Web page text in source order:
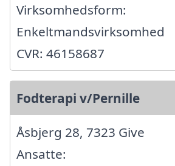
Virksomhedsform:
Enkeltmandsvirksomhed
CVR: 46158687
Fodterapi v/Pernille
Åsbjerg 28, 7323 Give
Ansatte: